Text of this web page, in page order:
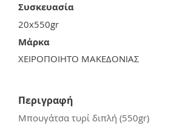
Συσκευασία
20x550gr
Μάρκα
ΧΕΙΡΟΠΟΙΗΤΟ ΜΑΚΕΔΟΝΙΑΣ
Περιγραφή
Μπουγάτσα τυρί διπλή (550gr)